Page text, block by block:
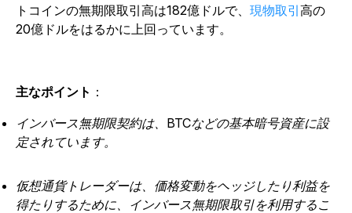
トコインの無期限取引高は182億ドルで、 現物取引高の
20億ドルをはるかに上回っています。
主なポイント ：
インバース無期限契約は、BTCなどの基本暗号資産に設
定されています。
仮想通貨トレーダーは、価格変動をヘッジしたり利益を
得たりするために、インバース無期限取引を利用するこ